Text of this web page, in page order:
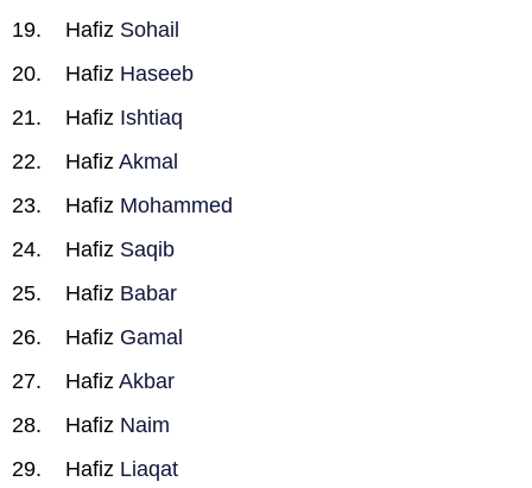
Hafiz Sohail
Hafiz Haseeb
Hafiz Ishtiaq
Hafiz Akmal
Hafiz Mohammed
Hafiz Saqib
Hafiz Babar
Hafiz Gamal
Hafiz Akbar
Hafiz Naim
Hafiz Liaqat